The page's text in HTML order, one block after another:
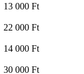
13 000 Ft
22 000 Ft
14 000 Ft
30 000 Ft